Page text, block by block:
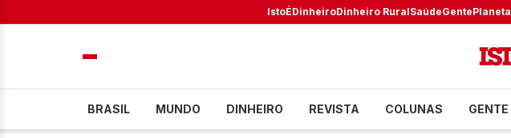
IstoÉDinheiroDinheiro RuralSaúdeGentePlaneta
BRASIL MUNDO DINHEIRO REVISTA COLUNAS GENTE